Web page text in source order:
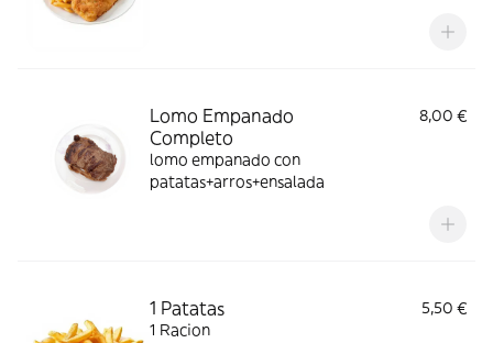
Lomo Empanado
Completo
8,00 €
lomo empanado con
patatas+arros+ensalada
1 Patatas
5,50 €
1 Racion